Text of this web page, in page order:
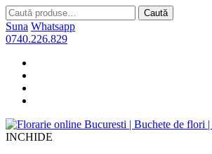
Caută
după:
Caută
Suna Whatsapp
0740.226.829
INCHIDE